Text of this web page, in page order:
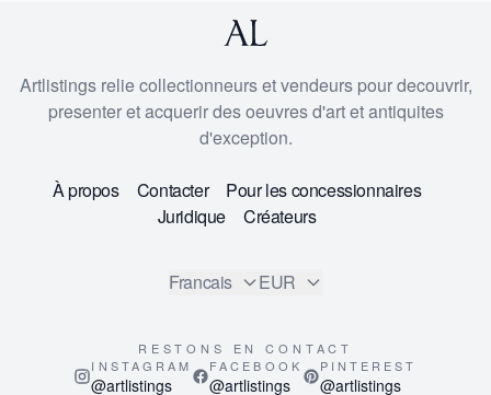
Artlistings relie collectionneurs et vendeurs pour decouvrir,
presenter et acquerir des oeuvres d'art et antiquites
d'exception.
À propos Contacter
Pour les concessionnaires
Juridique
Créateurs
Francais EUR
RESTONS EN CONTACT
INSTAGRAM
@artlistings
FACEBOOK
@artlistings
PINTEREST
@artlistings